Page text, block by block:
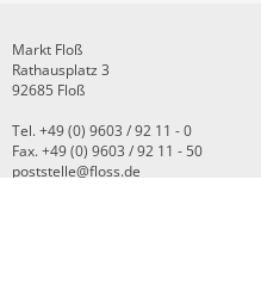
Markt Floß
Rathausplatz 3
92685 Floß
Tel. +49 (0) 9603 / 92 11 - 0
Fax. +49 (0) 9603 / 92 11 - 50
poststelle@floss.de